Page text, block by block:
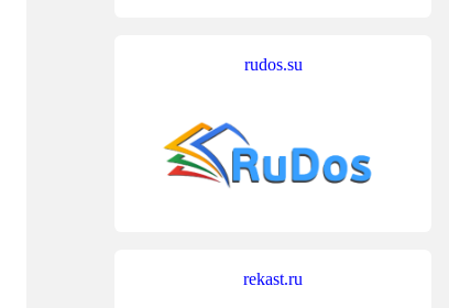
rudos.su
rekast.ru